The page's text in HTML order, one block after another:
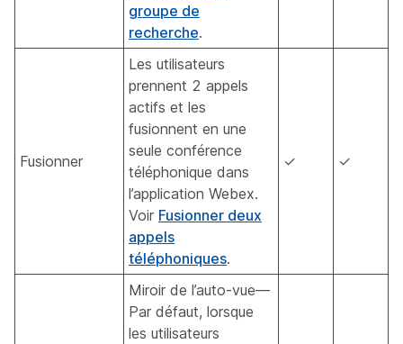
groupe de
recherche.
Fusionner
Les utilisateurs
prennent 2 appels
actifs et les
fusionnent en une
seule conférence
téléphonique dans
l’application Webex.
Voir Fusionner deux
appels
téléphoniques.
✓ ✓
Miroir de l’auto-vue—
Par défaut, lorsque
les utilisateurs